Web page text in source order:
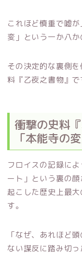
これほど慎重で嘘
変」という一か八
その決定的な裏側
料『乙夜之書物』で
衝撃の史料
「本能寺の
フロイスの記録に
ート」という裏の
起こした歴史上最
す。
「なぜ、あれほど
ない謀反に踏み切っ